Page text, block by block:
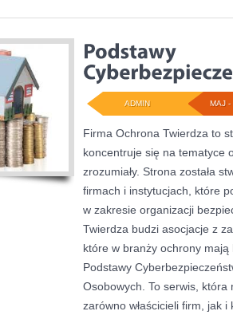
MAJ -
ADMIN
Firma Ochrona Twierdza to
koncentruje się na tematyce
zrozumiały. Strona została
firmach i instytucjach, które
w zakresie organizacji
Twierdza budzi asocjacje z
które w branży ochrony
Podstawy
Osobowych. To serwis, która
zarówno właścicieli firm, jak